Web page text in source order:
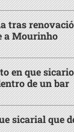
tras
a Mourinho
en que
de un bar
sicarial que